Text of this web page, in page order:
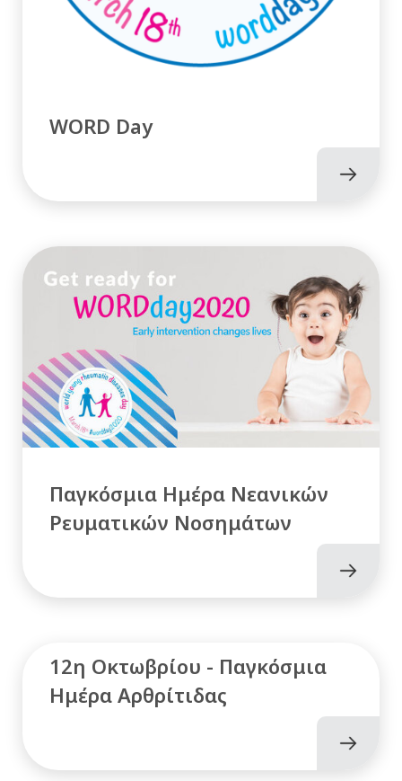
WORD Day
Παγκόσμια Ημέρα Νεανικών
Ρευματικών Νοσημάτων
12η Οκτωβρίου - Παγκόσμια
Ημέρα Αρθρίτιδας